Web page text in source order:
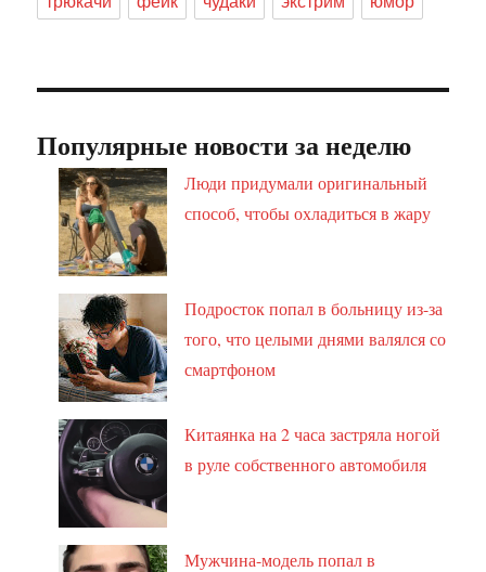
Популярные новости за неделю
Люди придумали оригинальный
способ, чтобы охладиться в жару
Подросток попал в больницу из-за
того, что целыми днями валялся со
смартфоном
Китаянка на 2 часа застряла ногой
в руле собственного автомобиля
Мужчина-модель попал в